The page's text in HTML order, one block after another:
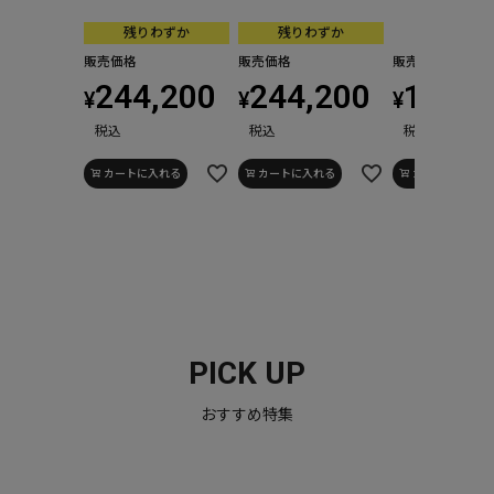
残りわずか
販売価格
¥244,200
税込
カートに入れる
残りわずか
販売価格
¥244,200
税込
カートに入れる
販売価格
¥
税込
カートに入れる
PICK UP
おすすめ特集